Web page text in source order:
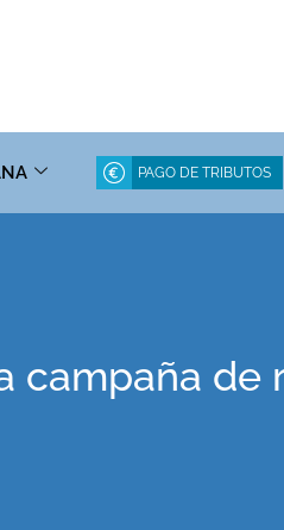
PAGO DE TRIBUTOS
campaña de